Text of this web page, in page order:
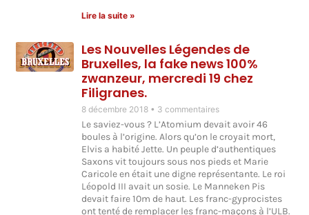
Lire la suite »
Les Nouvelles Légendes de
Bruxelles, la fake news 100%
zwanzeur, mercredi 19 chez
Filigranes.
8 décembre 2018 3 commentaires
Le saviez-vous ? L’Atomium devait avoir 46
boules à l’origine. Alors qu’on le croyait mort,
Elvis a habité Jette. Un peuple d’authentiques
Saxons vit toujours sous nos pieds et Marie
Caricole en était une digne représentante. Le roi
Léopold III avait un sosie. Le Manneken Pis
devait faire 10m de haut. Les franc-gyprocistes
ont tenté de remplacer les franc-maçons à l’ULB.